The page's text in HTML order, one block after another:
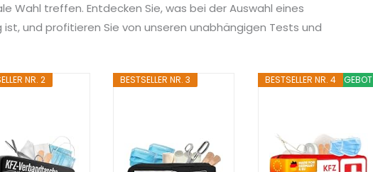
Wahl treffen. Entdecken Sie, was bei der Auswahl eines
und profitieren Sie von unseren unabhängigen Tests und
NR. 2 BESTSELLER NR. 3 ANGEBOT
BESTSELLER NR. 4